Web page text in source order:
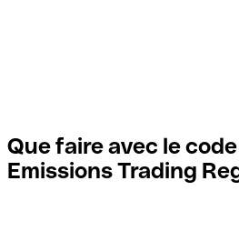
Que faire avec le
Emissions Trading